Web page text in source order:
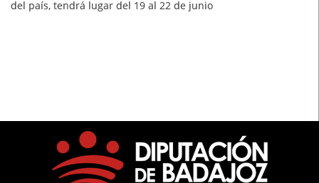
del país, tendrá lugar del 19 al 22 de junio